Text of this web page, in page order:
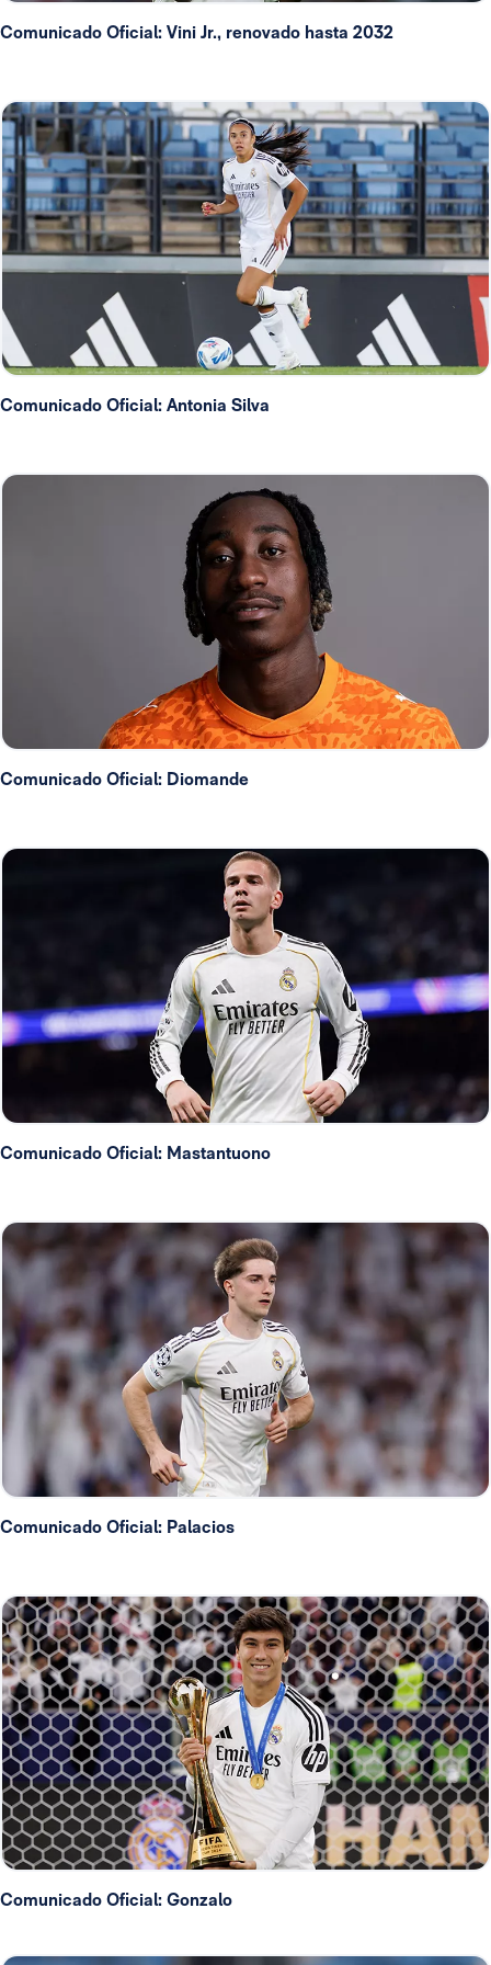
Comunicado Oficial: Vini Jr., renovado hasta 2032
Comunicado Oficial: Antonia Silva
Comunicado Oficial: Diomande
Comunicado Oficial: Mastantuono
Comunicado Oficial: Palacios
Comunicado Oficial: Gonzalo